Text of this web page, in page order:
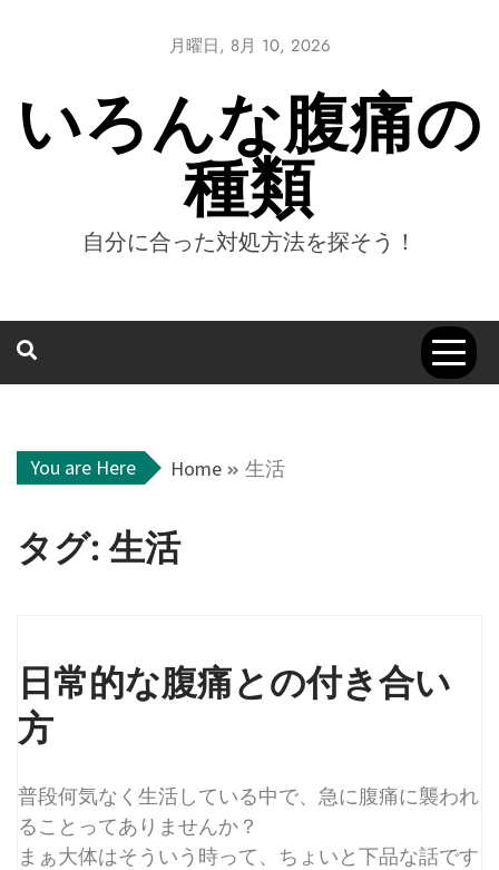
月曜日, 8月 10, 2026
いろんな腹痛の
種類
自分に合った対処方法を探そう！
You are Here Home 生活
タグ:生活
日常的な腹痛との付き合い
方
普段何気なく生活している中で、急に腹痛に襲われ
ることってありませんか？
まぁ大体はそういう時って、ちょいと下品な話です